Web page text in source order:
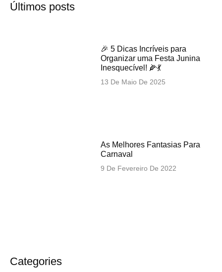
Últimos posts
🎉 5 Dicas Incríveis para
Organizar uma Festa Junina
Inesquecível! 🌽💃
13 De Maio De 2025
As Melhores Fantasias Para
Carnaval
9 De Fevereiro De 2022
Categories